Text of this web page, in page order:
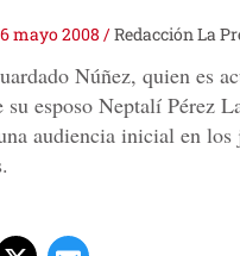
mayo 2008 /Redacción La
Núñez, quien es
esposo Neptalí Pérez
audiencia inicial en los